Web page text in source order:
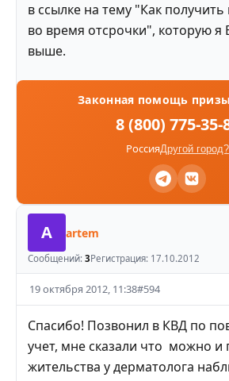
в ссылке на тему "Как
во время отсрочки", которую я
выше.
Законная помощь
8 (800) 775-35-
РоссияДругой город?
A artem
Сообщений: 3Регистрация: 17.10.2012
19 октября 2012, 11:38#594
Спасибо! Позвонил в КВД по
учет, мне сказали что можно и
жительства у дерматолога